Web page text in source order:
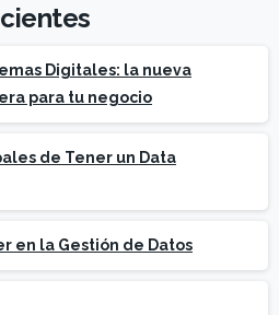
Digitales: la nueva
para tu negocio
de Tener un Data
en la Gestión de Datos